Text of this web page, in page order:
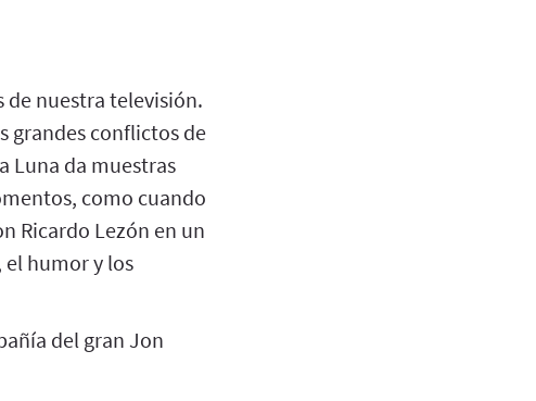
de nuestra televisión.
grandes conflictos de
Luna da muestras
como cuando
Ricardo Lezón en un
humor y los
del gran Jon